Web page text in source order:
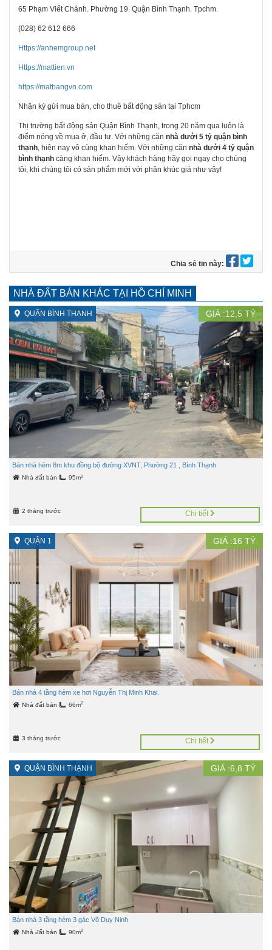
65 Phạm Viết Chánh. Phường 19. Quận Bình Thạnh. Tpchm.
(028) 62 612 666
Https://anhemgroup.net
Https://mattien.vn
https://matbangvn.com
Nhận ký gửi mua bán, cho thuê bất động sản tại Tphcm
Thị trường bất động sản Quận Bình Thạnh, trong 20 năm qua luôn là
điểm nóng về mua ở, đầu tư. Với những căn nhà dưới 5 tỷ quận bình
thạnh, hiện nay vô cùng khan hiếm. Với những căn nhà dưới 4 tỷ quận
bình thạnh càng khan hiếm. Vậy khách hàng hãy gọi ngay cho chúng
tôi, khi chúng tôi có sản phẩm mới với phân khúc giá như vậy!
Chia sẻ tin này:
NHÀ ĐẤT BÁN KHÁC TẠI HỒ CHÍ MINH
QUẬN BÌNH THẠNH GIÁ :12,5 TỶ
Bán nhà hẻm 8m khu đồng bộ đường XVNT, Phường 21 , Bình Thạnh
Nhà đất bán 95m2
2 tháng trước Chi tiết
QUẬN 1 GIÁ :16 TỶ
Bán nhà 4 tầng hẻm xe hơi Nguyễn Thị Minh Khai.
Nhà đất bán 66m2
3 tháng trước Chi tiết
QUẬN BÌNH THẠNH GIÁ :6,8 TỶ
Bán nhà 3 tầng hẻm 3 gác Võ Duy Ninh
Nhà đất bán 90m2